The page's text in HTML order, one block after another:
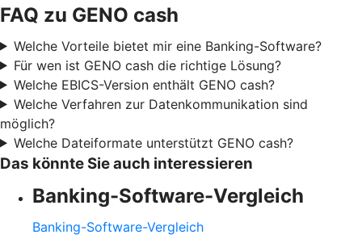
FAQ zu GENO cash
Welche Vorteile bietet mir eine Banking-Software?
Für wen ist GENO cash die richtige Lösung?
Welche EBICS-Version enthält GENO cash?
Welche Verfahren zur Datenkommunikation sind
möglich?
Welche Dateiformate unterstützt GENO cash?
Das könnte Sie auch interessieren
Banking-Software-Vergleich
Banking-Software-Vergleich